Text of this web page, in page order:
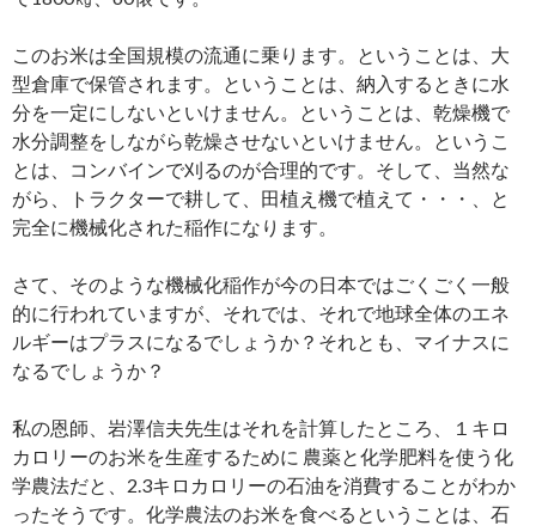
このお米は全国規模の流通に乗ります。ということは、大
型倉庫で保管されます。ということは、納入するときに水
分を一定にしないといけません。ということは、乾燥機で
水分調整をしながら乾燥させないといけません。というこ
とは、コンバインで刈るのが合理的です。そして、当然な
がら、トラクターで耕して、田植え機で植えて・・・、と
完全に機械化された稲作になります。
さて、そのような機械化稲作が今の日本ではごくごく一般
的に行われていますが、それでは、それで地球全体のエネ
ルギーはプラスになるでしょうか？それとも、マイナスに
なるでしょうか？
私の恩師、岩澤信夫先生はそれを計算したところ、１キロ
カロリーのお米を生産するために 農薬と化学肥料を使う化
学農法だと、2.3キロカロリーの石油を消費することがわか
ったそうです。化学農法のお米を食べるということは、石